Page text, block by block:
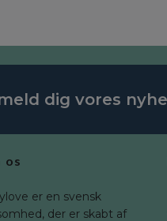
dig vores
os
er en svensk
der er skabt af